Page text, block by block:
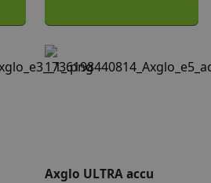
(zwart)
Axglo ULTRA accu
Axglo ULTRA accu (zwart)